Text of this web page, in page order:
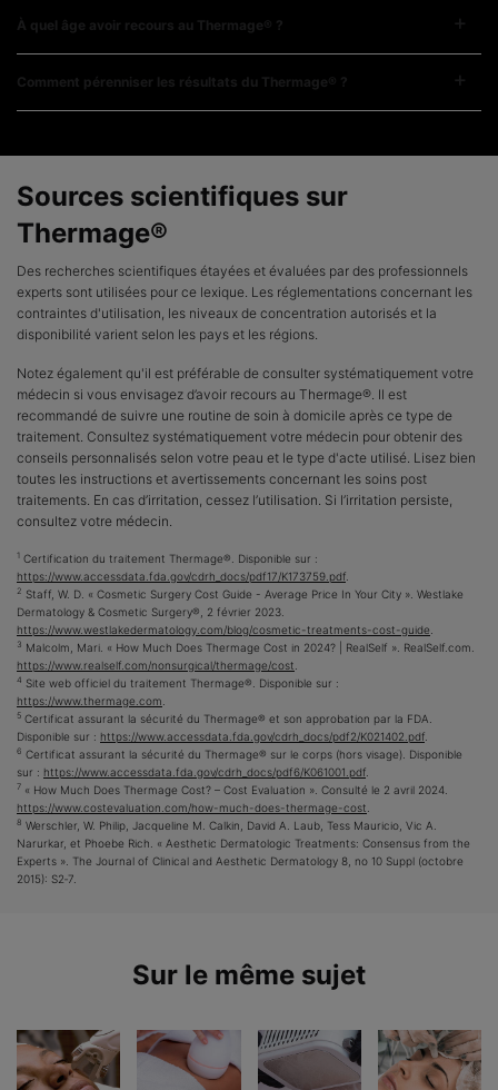
À quel âge avoir recours au Thermage® ?
Comment pérenniser les résultats du Thermage® ?
Sources scientifiques sur
Thermage®
Des recherches scientifiques étayées et évaluées par des professionnels
experts sont utilisées pour ce lexique. Les réglementations concernant les
contraintes d'utilisation, les niveaux de concentration autorisés et la
disponibilité varient selon les pays et les régions.
Notez également qu'il est préférable de consulter systématiquement votre
médecin si vous envisagez d’avoir recours au Thermage®. Il est
recommandé de suivre une routine de soin à domicile après ce type de
traitement. Consultez systématiquement votre médecin pour obtenir des
conseils personnalisés selon votre peau et le type d'acte utilisé. Lisez bien
toutes les instructions et avertissements concernant les soins post
traitements. En cas d’irritation, cessez l’utilisation. Si l’irritation persiste,
consultez votre médecin.
1 Certification du traitement Thermage®. Disponible sur :
https://www.accessdata.fda.gov/cdrh_docs/pdf17/K173759.pdf
2 Staff, W. D. « Cosmetic Surgery Cost Guide - Average Price In Your City ». Westlake
Dermatology & Cosmetic Surgery®, 2 février 2023.
https://www.westlakedermatology.com/blog/cosmetic-treatments-cost-guide
3 Malcolm, Mari. « How Much Does Thermage Cost in 2024? | RealSelf ». RealSelf.com.
https://www.realself.com/nonsurgical/thermage/cost
4 Site web officiel du traitement Thermage®. Disponible sur :
https://www.thermage.com
5 Certificat assurant la sécurité du Thermage® et son approbation par la FDA.
Disponible sur : https://www.accessdata.fda.gov/cdrh_docs/pdf2/K021402.pdf
6 Certificat assurant la sécurité du Thermage® sur le corps (hors visage). Disponible
sur : https://www.accessdata.fda.gov/cdrh_docs/pdf6/K061001.pdf
7 « How Much Does Thermage Cost? – Cost Evaluation ». Consulté le 2 avril 2024.
https://www.costevaluation.com/how-much-does-thermage-cost
8 ​​Werschler, W. Philip, Jacqueline M. Calkin, David A. Laub, Tess Mauricio, Vic A.
Narurkar, et Phoebe Rich. « Aesthetic Dermatologic Treatments: Consensus from the
Experts ». The Journal of Clinical and Aesthetic Dermatology 8, no 10 Suppl (octobre
2015): S2‑7.
Sur le même sujet